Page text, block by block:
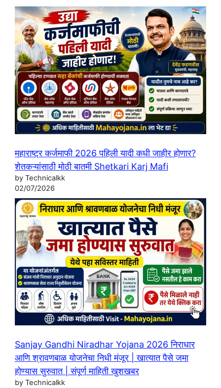
महाराष्ट्र कर्जमाफी 2026 पहिली यादी कधी जाहीर होणार?
शेतकऱ्यांसाठी मोठी बातमी Shetkari Karj Mafi
by Technicalkk
02/07/2026
Sanjay Gandhi Niradhar Yojana 2026 निराधार
आणि श्रावणबाळ योजनेचा निधी मंजूर | खात्यात पैसे जमा
होण्यास सुरुवात | संपूर्ण माहिती खुशखबर
by Technicalkk